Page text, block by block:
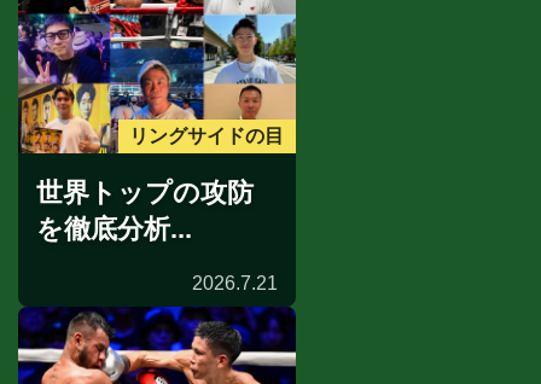
リングサイドの目
世界トップの攻防
を徹底分析...
2026.7.21